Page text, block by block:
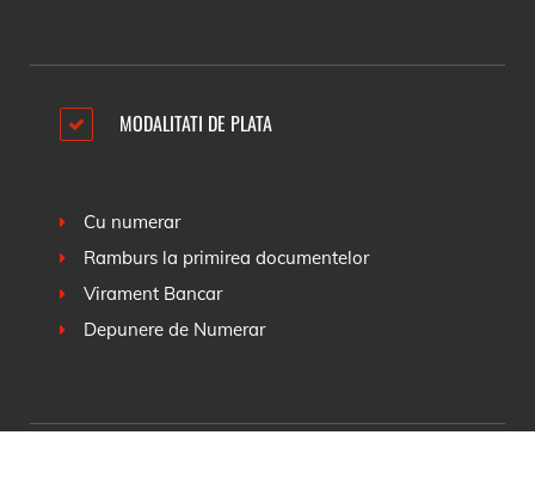
MODALITATI DE PLATA
Cu numerar
Ramburs la primirea documentelor
Virament Bancar
Depunere de Numerar